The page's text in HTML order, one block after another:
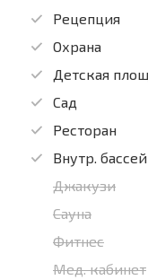
Рецепция
Охрана
Детская
Сад
Ресторан
Внутр.
Джакузи
Сауна
Фитнес
Мед. кабинет